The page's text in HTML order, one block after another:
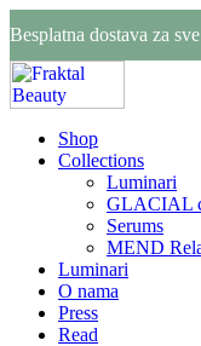
Besplatna dostava za
Shop
Collections
Luminari
GLACIAL
Serums
MEND
Luminari
O nama
Press
Read